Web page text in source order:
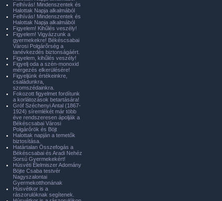
Felhívás! Mindenszentek és
Halottak Napja alkalmából
Felhívás! Mindenszentek és
Halottak Napja alkalmából
Figyelem! Kihűlés veszély!
Figyelem! Vigyázzunk a
gyermekekre! Békéscsabai
Városi Polgárőrség a
tanévkezdés biztonságáért.
Figyelem, kihűlés veszély!
Figyelj oda a szén-monoxid
mérgezés elkerülésére!
Figyeljünk értékeinkre,
családunkra,
szomszédainkra.
Fokozott figyelmet fordítunk
a korlátozások betartására!
Gróf Széchenyi Antal (1867-
1924) síremlékét már több
éve rendszeresen ápolják a
Békéscsabai Városi
Polgárőrök és Böjt
Halottak napján a temetők
biztosítása.
Határtalan Összefogás a
Békéscsabai és Aradi Nehéz
Sorsú Gyermekekért!
Húsvéti Élelmiszer Adomány
Böjte Csaba testvér
Nagyszalontai
Gyermekotthonának
Húsvétkor is a
rászorulóknak segítenek.